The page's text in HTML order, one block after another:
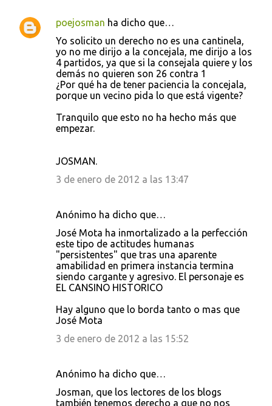
poejosman ha dicho que…
Yo solicito un derecho no es una cantinela,
yo no me dirijo a la concejala, me dirijo a los
4 partidos, ya que si la consejala quiere y los
demás no quieren son 26 contra 1
¿Por qué ha de tener paciencia la concejala,
porque un vecino pida lo que está vigente?
Tranquilo que esto no ha hecho más que
empezar.
JOSMAN.
3 de enero de 2012 a las 13:47
Anónimo ha dicho que…
José Mota ha inmortalizado a la perfección
este tipo de actitudes humanas
"persistentes" que tras una aparente
amabilidad en primera instancia termina
siendo cargante y agresivo. El personaje es
EL CANSINO HISTORICO
Hay alguno que lo borda tanto o mas que
José Mota
3 de enero de 2012 a las 15:52
Anónimo ha dicho que…
Josman, que los lectores de los blogs
también tenemos derecho a que no nos